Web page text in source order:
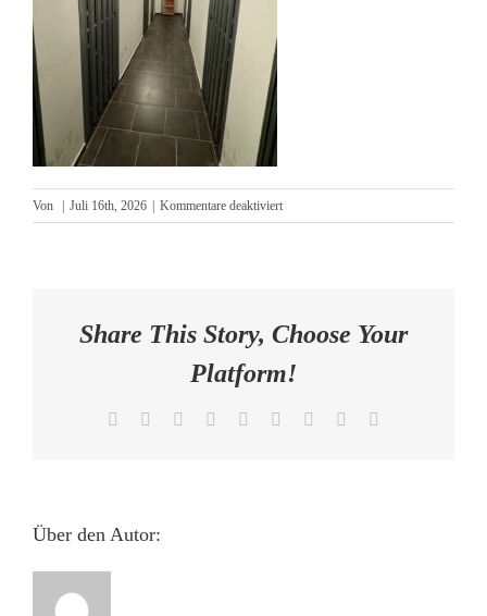
AKTUELLES
KONTAKT
Von Juli 16th, 2026 Kommentare deaktiviertfür
Abstellräume
Share This Story, Choose Your
Platform!
Facebook Reddit LinkedInWhatsApp
TumblrPinterest
Über den Autor: